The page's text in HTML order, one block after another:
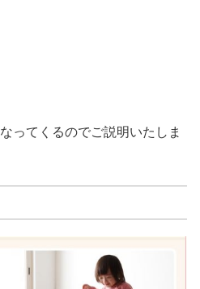
ってくるのでご説明いたしま